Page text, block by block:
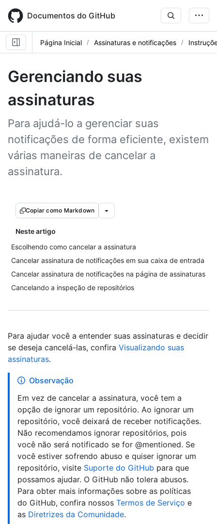
main
content
Documentos do GitHub
Página Inicial Assinaturas e notificações
Gerenciando suas
assinaturas
Para ajudá-lo a gerenciar suas
notificações de forma eficiente, existem
várias maneiras de cancelar a
assinatura.
Copiar como Markdown
Neste artigo
Escolhendo como cancelar a assinatura
Cancelar assinatura de notificações em sua caixa de entrada
Cancelar assinatura de notificações na página de assinaturas
Cancelando a inspeção de repositórios
Para ajudar você a entender suas assinaturas e decidir
se deseja cancelá-las, confira Visualizando suas
assinaturas.
Observação
Em vez de cancelar a assinatura, você tem a
opção de ignorar um repositório. Ao ignorar um
repositório, você deixará de receber notificações.
Não recomendamos ignorar repositórios, pois
você não será notificado se for @mentioned. Se
você estiver sofrendo abuso e quiser ignorar um
repositório, visite Suporte do GitHub para que
possamos ajudar. O GitHub não tolera abusos.
Para obter mais informações sobre as políticas
do GitHub, confira nossos Termos de Serviço e
as Diretrizes da Comunidade.